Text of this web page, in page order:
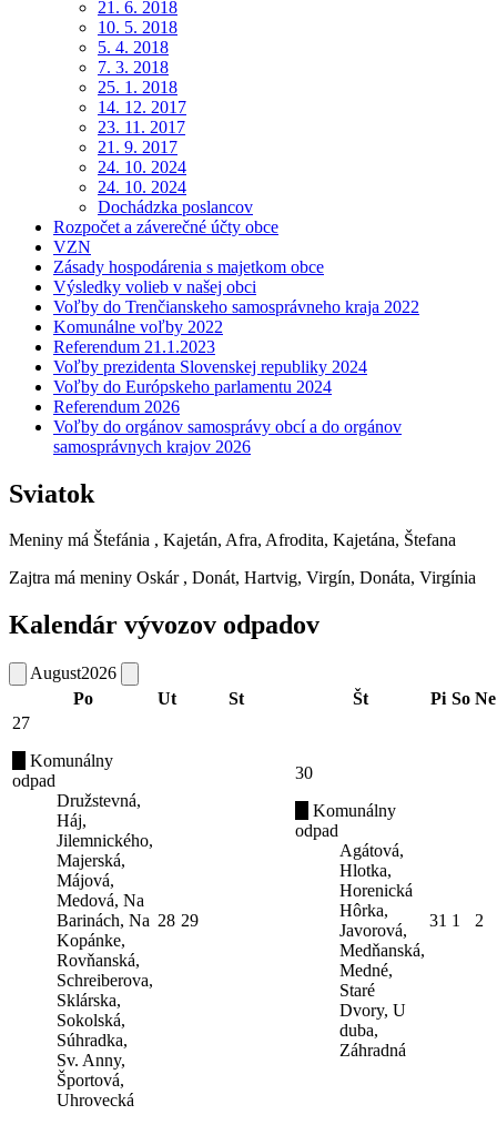
21. 6. 2018
10. 5. 2018
5. 4. 2018
7. 3. 2018
25. 1. 2018
14. 12. 2017
23. 11. 2017
21. 9. 2017
24. 10. 2024
24. 10. 2024
Dochádzka poslancov
Rozpočet a záverečné účty obce
VZN
Zásady hospodárenia s majetkom obce
Výsledky volieb v našej obci
Voľby do Trenčianskeho samosprávneho kraja 2022
Komunálne voľby 2022
Referendum 21.1.2023
Voľby prezidenta Slovenskej republiky 2024
Voľby do Európskeho parlamentu 2024
Referendum 2026
Voľby do orgánov samosprávy obcí a do orgánov
samosprávnych krajov 2026
Sviatok
Meniny má Štefánia , Kajetán, Afra, Afrodita, Kajetána, Štefana
Zajtra má meniny Oskár , Donát, Hartvig, Virgín, Donáta, Virgínia
Kalendár vývozov odpadov
August2026
Po
Ut St Št Pi So Ne
27
Komunálny
odpad
Družstevná,
Háj,
Jilemnického,
Majerská,
Májová,
Medová, Na
Barinách, Na
Kopánke,
Rovňanská,
Schreiberova,
Sklárska,
Sokolská,
Súhradka,
Sv. Anny,
Športová,
Uhrovecká
28 29
30
Komunálny
odpad
Agátová,
Hlotka,
Horenická
Hôrka,
Javorová,
Medňanská,
Medné,
Staré
Dvory, U
duba,
Záhradná
31 1 2